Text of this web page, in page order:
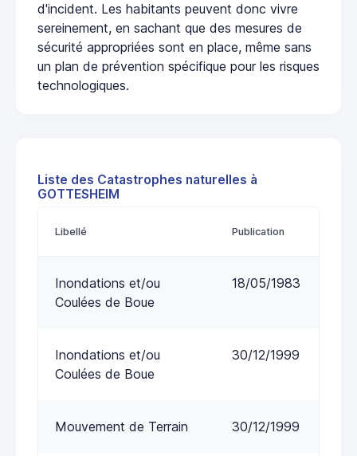
d'incident. Les habitants peuvent donc vivre
sereinement, en sachant que des mesures de
sécurité appropriées sont en place, même sans
un plan de prévention spécifique pour les risques
technologiques.
Liste des Catastrophes naturelles à
GOTTESHEIM
Libellé Publication
Inondations et/ou
Coulées de Boue
18/05/1983
Inondations et/ou
Coulées de Boue
30/12/1999
Mouvement de Terrain 30/12/1999